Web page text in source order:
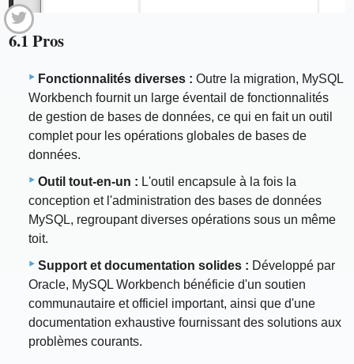
6.1 Pros
Fonctionnalités diverses : Outre la migration, MySQL
Workbench fournit un large éventail de fonctionnalités
de gestion de bases de données, ce qui en fait un outil
complet pour les opérations globales de bases de
données.
Outil tout-en-un : L'outil encapsule à la fois la
conception et l'administration des bases de données
MySQL, regroupant diverses opérations sous un même
toit.
Support et documentation solides : Développé par
Oracle, MySQL Workbench bénéficie d'un soutien
communautaire et officiel important, ainsi que d'une
documentation exhaustive fournissant des solutions aux
problèmes courants.